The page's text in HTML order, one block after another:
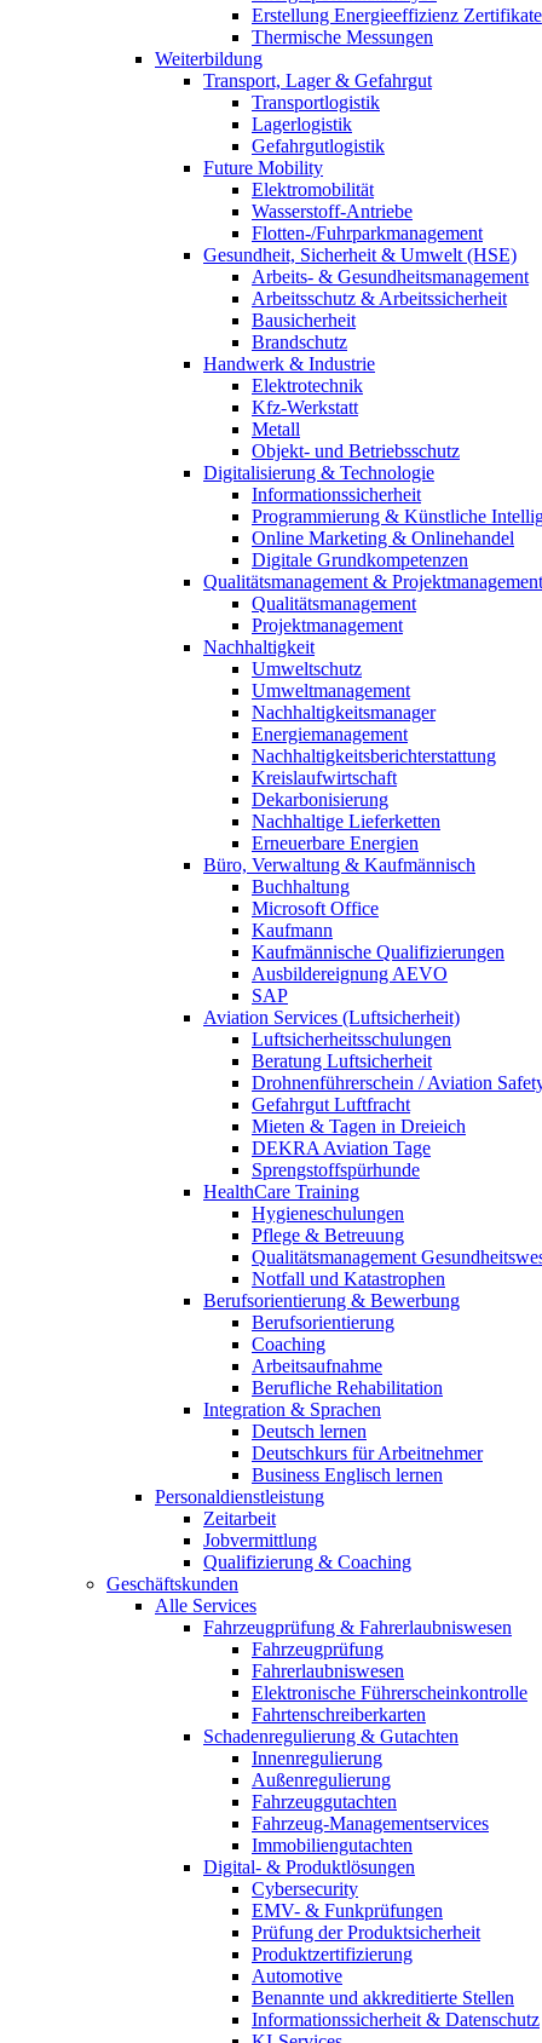
Erstellung Energieeffizienz Zertifikate
Thermische Messungen
Weiterbildung
Transport, Lager & Gefahrgut
Transportlogistik
Lagerlogistik
Gefahrgutlogistik
Future Mobility
Elektromobilität
Wasserstoff-Antriebe
Flotten-/Fuhrparkmanagement
Gesundheit, Sicherheit & Umwelt (HSE)
Arbeits- & Gesundheitsmanagement
Arbeitsschutz & Arbeitssicherheit
Bausicherheit
Brandschutz
Handwerk & Industrie
Elektrotechnik
Kfz-Werkstatt
Metall
Objekt- und Betriebsschutz
Digitalisierung & Technologie
Informationssicherheit
Programmierung & Künstliche
Online Marketing & Onlinehandel
Digitale Grundkompetenzen
Qualitätsmanagement & Projektmanagement
Qualitätsmanagement
Projektmanagement
Nachhaltigkeit
Umweltschutz
Umweltmanagement
Nachhaltigkeitsmanager
Energiemanagement
Nachhaltigkeitsberichterstattung
Kreislaufwirtschaft
Dekarbonisierung
Nachhaltige Lieferketten
Erneuerbare Energien
Büro, Verwaltung & Kaufmännisch
Buchhaltung
Microsoft Office
Kaufmann
Kaufmännische Qualifizierungen
Ausbildereignung AEVO
SAP
Aviation Services (Luftsicherheit)
Luftsicherheitsschulungen
Beratung Luftsicherheit
Drohnenführerschein / Aviation
Gefahrgut Luftfracht
Mieten & Tagen in Dreieich
DEKRA Aviation Tage
Sprengstoffspürhunde
HealthCare Training
Hygieneschulungen
Pflege & Betreuung
Qualitätsmanagement
Notfall und Katastrophen
Berufsorientierung & Bewerbung
Berufsorientierung
Coaching
Arbeitsaufnahme
Berufliche Rehabilitation
Integration & Sprachen
Deutsch lernen
Deutschkurs für Arbeitnehmer
Business Englisch lernen
Personaldienstleistung
Zeitarbeit
Jobvermittlung
Qualifizierung & Coaching
Geschäftskunden
Alle Services
Fahrzeugprüfung & Fahrerlaubniswesen
Fahrzeugprüfung
Fahrerlaubniswesen
Elektronische Führerscheinkontrolle
Fahrtenschreiberkarten
Schadenregulierung & Gutachten
Innenregulierung
Außenregulierung
Fahrzeuggutachten
Fahrzeug-Managementservices
Immobiliengutachten
Digital- & Produktlösungen
Cybersecurity
EMV- & Funkprüfungen
Prüfung der Produktsicherheit
Produktzertifizierung
Automotive
Benannte und akkreditierte Stellen
Informationssicherheit & Datenschutz